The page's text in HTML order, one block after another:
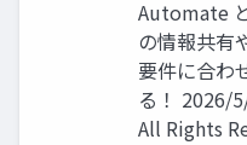
Automate
の情報共有
要件に合わ
る！ 2026/
All Rights